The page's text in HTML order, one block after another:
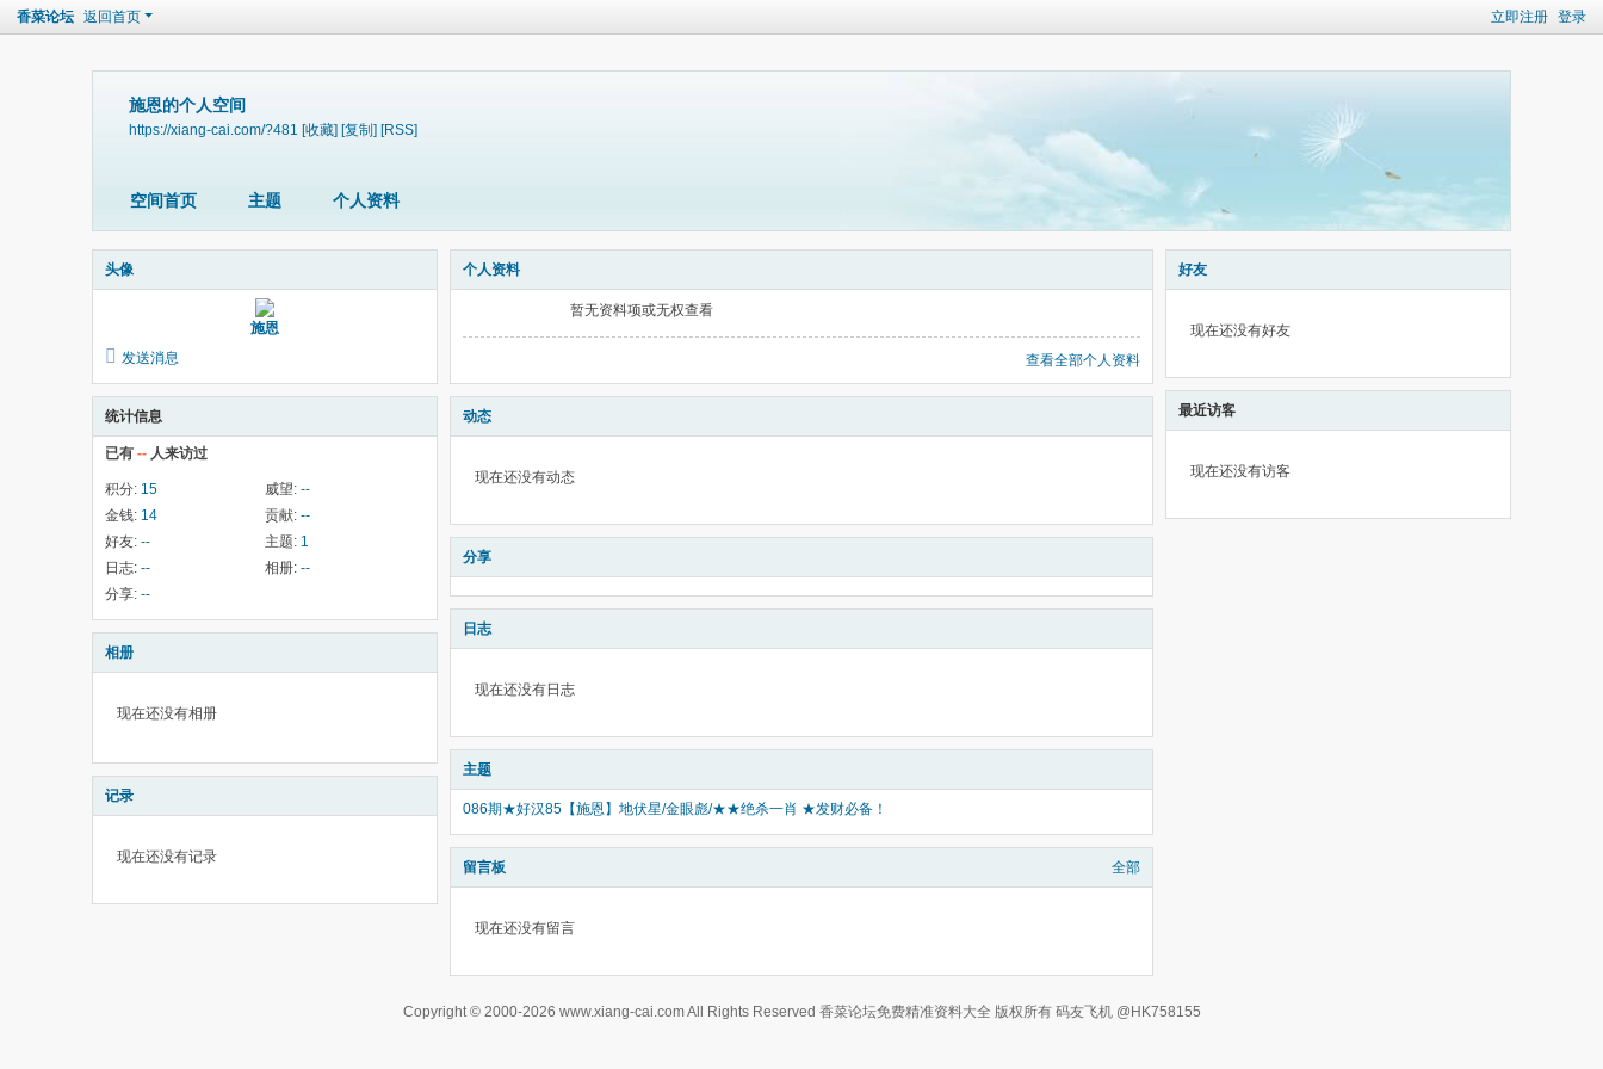
立即注册 登录
香菜论坛 返回首页
施恩的个人空间
https://xiang-cai.com/?481 [收藏] [复制] [RSS]
空间首页 主题 个人资料
头像
施恩
发送消息
统计信息
已有 -- 人来访过
积分: 15 威望: --
金钱: 14 贡献: --
好友: -- 主题: 1
日志: -- 相册: --
分享: --
相册
现在还没有相册
记录
现在还没有记录
个人资料
暂无资料项或无权查看
查看全部个人资料
动态
现在还没有动态
分享
日志
现在还没有日志
主题
086期★好汉85【施恩】地伏星/金眼彪/★★绝杀一肖 ★发财必备！
留言板 全部
现在还没有留言
好友
现在还没有好友
最近访客
现在还没有访客
Copyright © 2000-2026 www.xiang-cai.com All Rights Reserved 香菜论坛免费精准资料大全 版权所有 码友飞机 @HK758155